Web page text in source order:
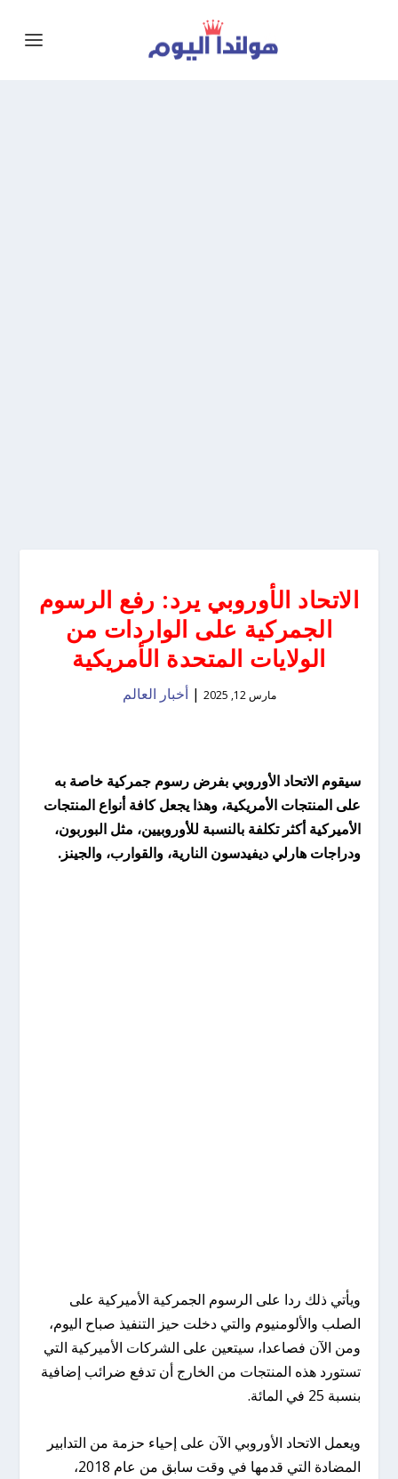
الاتحاد الأوروبي يرد: رفع الرسوم
الجمركية على الواردات من
الولايات المتحدة الأمريكية
مارس 12, 2025 |أخبار العالم
سيقوم الاتحاد الأوروبي بفرض رسوم جمركية خاصة به
على المنتجات الأمريكية، وهذا يجعل كافة أنواع المنتجات
الأميركية أكثر تكلفة بالنسبة للأوروبيين، مثل البوربون،
ودراجات هارلي ديفيدسون النارية، والقوارب، والجينز.
ويأتي ذلك ردا على الرسوم الجمركية الأميركية على
الصلب والألومنيوم والتي دخلت حيز التنفيذ صباح اليوم،
ومن الآن فصاعدا، سيتعين على الشركات الأميركية التي
تستورد هذه المنتجات من الخارج أن تدفع ضرائب إضافية
بنسبة 25 في المائة.
ويعمل الاتحاد الأوروبي الآن على إحياء حزمة من التدابير
المضادة التي قدمها في وقت سابق من عام 2018،